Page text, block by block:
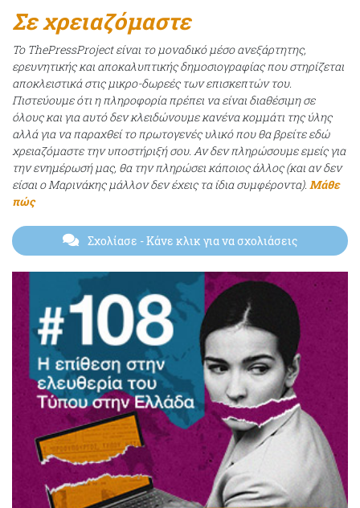
Σε χρειαζόμαστε
Το ThePressProject είναι το μοναδικό μέσο ανεξάρτητης,
ερευνητικής και αποκαλυπτικής δημοσιογραφίας που στηρίζεται
αποκλειστικά στις μικρο-δωρεές των επισκεπτών του.
Πιστεύουμε ότι η πληροφορία πρέπει να είναι διαθέσιμη σε
όλους και για αυτό δεν κλειδώνουμε κανένα κομμάτι της ύλης
αλλά για να παραχθεί το πρωτογενές υλικό που θα βρείτε εδώ
χρειαζόμαστε την υποστήριξή σου. Αν δεν πληρώσουμε εμείς για
την ενημέρωσή μας, θα την πληρώσει κάποιος άλλος (και αν δεν
είσαι ο Μαρινάκης μάλλον δεν έχεις τα ίδια συμφέροντα). Μάθε
πώς
Σχολίασε - Κάνε κλικ για να σχολιάσεις